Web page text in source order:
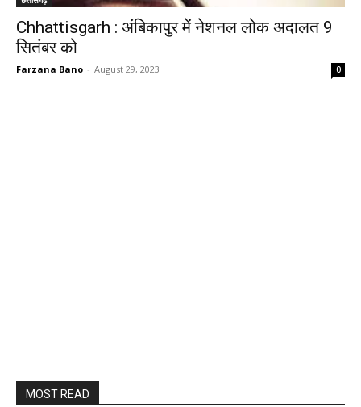
Chhattisgarh : अंबिकापुर में नेशनल लोक अदालत 9
सितंबर को
Farzana Bano - August 29, 2023 0
MOST READ